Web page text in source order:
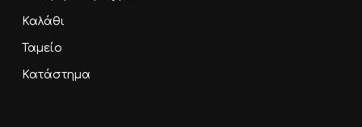
Καλάθι
Ταμείο
Κατάστημα